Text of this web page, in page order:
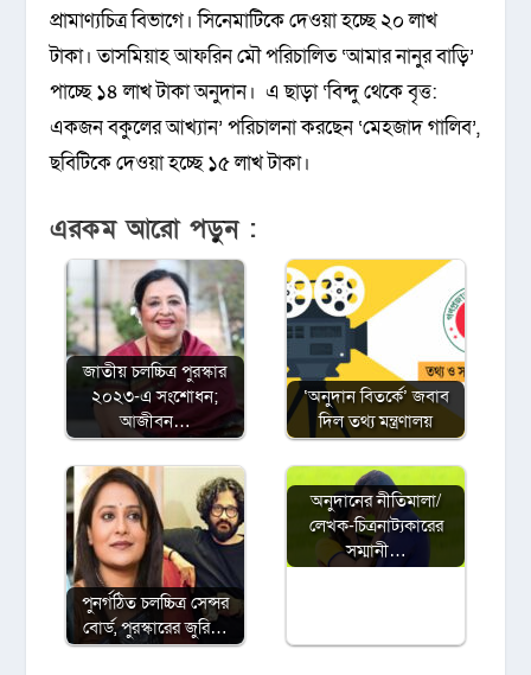
প্রামাণ্যচিত্র বিভাগে। সিনেমাটিকে দেওয়া হচ্ছে ২০ লাখ
টাকা। তাসমিয়াহ আফরিন মৌ পরিচালিত ‘আমার নানুর বাড়ি’
পাচ্ছে ১৪ লাখ টাকা অনুদান। এ ছাড়া ‘বিন্দু থেকে বৃত্ত:
একজন বকুলের আখ্যান’ পরিচালনা করছেন ‘মেহজাদ গালিব’,
ছবিটিকে দেওয়া হচ্ছে ১৫ লাখ টাকা।
এরকম আরো পড়ুন :
জাতীয় চলচ্চিত্র পুরস্কার
২০২৩-এ সংশোধন;
আজীবন…
‘অনুদান বিতর্কে’ জবাব
দিল তথ্য মন্ত্রণালয়
পুনর্গঠিত চলচ্চিত্র সেন্সর
বোর্ড, পুরস্কারের জুরি…
অনুদানের নীতিমালা/
লেখক-চিত্রনাট্যকারের
সম্মানী…